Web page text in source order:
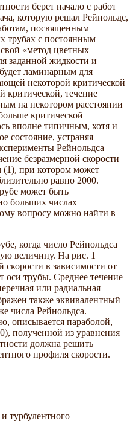
берет начало с работ
которую решал Рейнольдс,
посвященным
трубах с постоянным
«метод цветных
заданной жидкости и
ламинарным для
некоторой критической
критической, течение
на некотором расстоянии
критической
вполне типичным, хотя и
состояние, устраняя
Рейнольдса
безразмерной скорости
(1), при котором может
равно 2000.
может быть
больших числах
вопросу можно найти в
когда число Рейнольдса
величину. На рис. 1
скорости в зависимости от
оси трубы. Среднее течение
или радиальная
также эквивалентный
числа Рейнольдса.
описывается параболой,
полученной из уравнения
должна решить
профиля скорости.
турбулентного